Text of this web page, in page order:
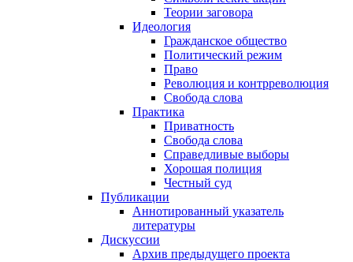
Теории заговора
Идеология
Гражданское общество
Политический режим
Право
Революция и контрреволюция
Свобода слова
Практика
Приватность
Свобода слова
Справедливые выборы
Хорошая полиция
Честный суд
Публикации
Аннотированный указатель
литературы
Дискуссии
Архив предыдущего проекта